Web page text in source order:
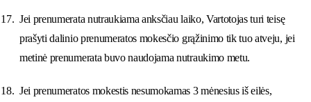
Jei prenumerata nutraukiama anksčiau laiko, Vartotojas turi teisę
prašyti dalinio prenumeratos mokesčio grąžinimo tik tuo atveju, jei
metinė prenumerata buvo naudojama nutraukimo metu.
Jei prenumeratos mokestis nesumokamas 3 mėnesius iš eilės,